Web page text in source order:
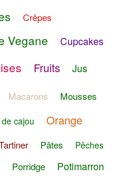
Crêpes
Vegane
Cupcakes
Fruits Jus
Macarons Mousses
cajou Orange
Pâtes
Pêches
Porridge
Potimarron